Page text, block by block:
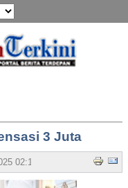
3 Juta
02:15 Written by Admin